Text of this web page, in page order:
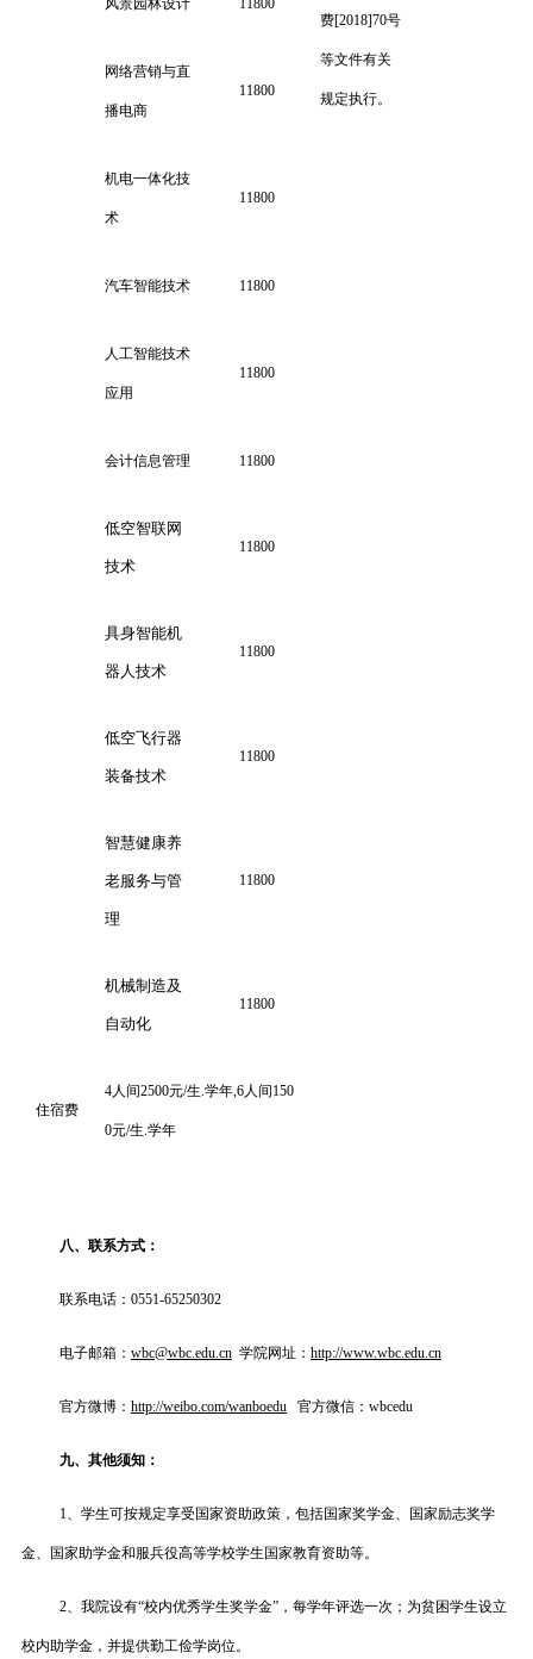
费[2018]70号
等文件有关
规定执行。
风景园林设计 11800
网络营销与直
播电商
11800
机电一体化技
术
11800
汽车智能技术 11800
人工智能技术
应用
11800
会计信息管理 11800
低空智联网
技术
11800
具身智能机
器人技术
11800
低空飞行器
装备技术
11800
智慧健康养
老服务与管
理
11800
机械制造及
自动化
11800
住宿费
4人间2500元/生.学年,6人间150
0元/生.学年
八、联系方式：
联系电话：0551-65250302
电子邮箱： wbc@wbc.edu.cn学院网址： http://www.wbc.edu.cn
官方微博： http://weibo.com/wanboedu官方微信：wbcedu
九、其他须知：
1、学生可按规定享受国家资助政策，包括国家奖学金、国家励志奖学
金、国家助学金和服兵役高等学校学生国家教育资助等。
2、我院设有“校内优秀学生奖学金”，每学年评选一次；为贫困学生设立
校内助学金，并提供勤工俭学岗位。